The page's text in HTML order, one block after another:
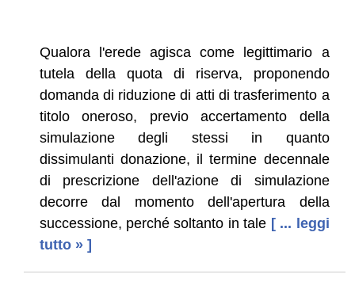
Qualora l'erede agisca come legittimario a
tutela della quota di riserva, proponendo
domanda di riduzione di atti di trasferimento a
titolo oneroso, previo accertamento della
simulazione degli stessi in quanto
dissimulanti donazione, il termine decennale
di prescrizione dell'azione di simulazione
decorre dal momento dell'apertura della
successione, perché soltanto in tale [ ... leggi
tutto » ]